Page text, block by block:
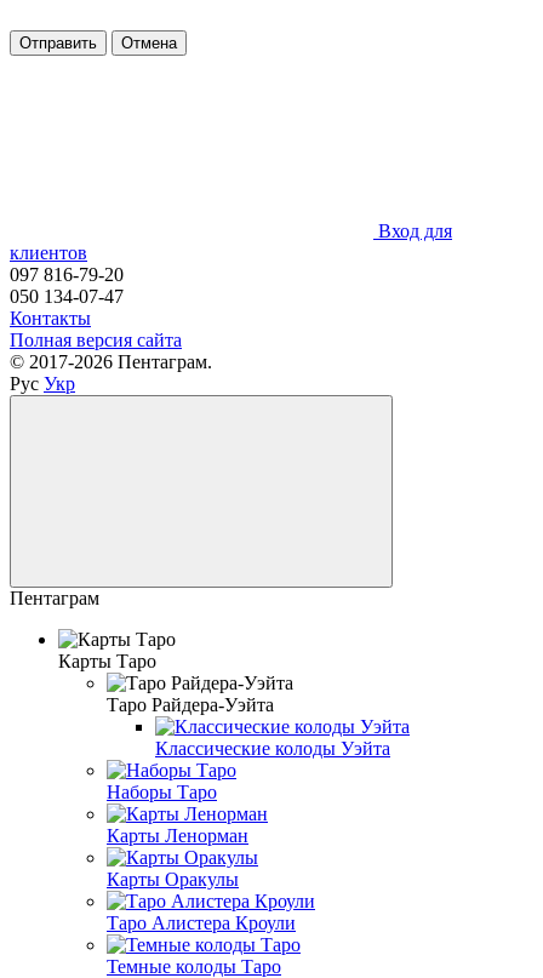
Отправить Отмена
Вход для
клиентов
097 816-79-20
050 134-07-47
Контакты
Полная версия сайта
© 2017-2026 Пентаграм.
Рус Укр
Пентаграм
Карты Таро
Таро Райдера-Уэйта
Классические колоды Уэйта
Наборы Таро
Карты Ленорман
Карты Оракулы
Таро Алистера Кроули
Темные колоды Таро